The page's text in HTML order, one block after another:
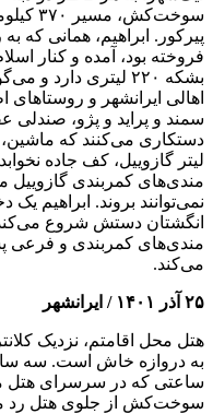
بشکه ۲۲۰ لیتری
اهالی ایرانشهر و
سمند و پراید و پژو، صندلی
لیتر گازوییل، کف جاده
مندی‌های کمربندی گازوییل
انگشتان دستش شروع
می‌کند.
۲۵ آذر ۱۴۰۱ / ایرانشهر
به دروازه خاش است. سه
سوخت‌کش از جلوی هتل رد